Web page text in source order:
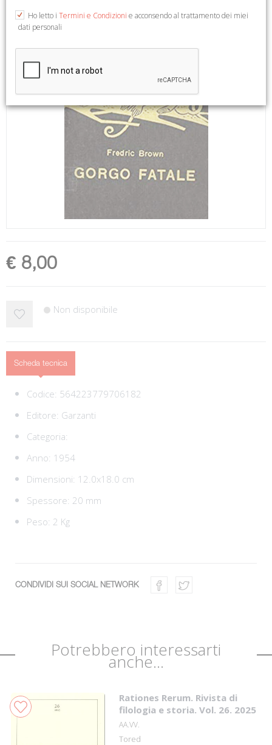
€ 8,00
Non disponibile
Scheda tecnica
Codice: 564223779706182
Editore: Garzanti
Categoria:
Anno: 1954
Dimensioni: 12.0x18.0 cm
Spessore: 20 mm
Peso: 2 Kg
CONDIVIDI SUI SOCIAL NETWORK
Potrebbero interessarti
anche...
Rationes Rerum. Rivista di
filologia e storia. Vol. 26. 2025
AA.VV.
Tored
Ho letto i Termini e Condizioni e acconsendo al trattamento dei miei
dati personali